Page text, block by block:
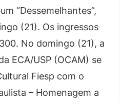
“Dessemelhantes”,
(21). Os ingressos
No domingo (21), a
ECA/USP (OCAM) se
Fiesp com o
– Homenagem a